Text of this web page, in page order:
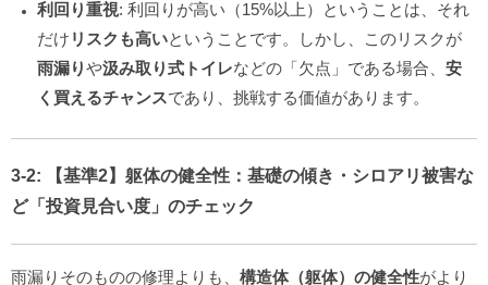
利回り重視: 利回りが高い（15%以上）ということは、それ
だけ リスクも高いということです。しかし、このリスクが
雨漏りや汲み取り式トイレなどの「欠点」である場合、 安
く買えるチャンスであり、挑戦する価値があります。
3-2: 【基準2】躯体の健全性 ：基礎の傾き・シロアリ被害な
ど「投資見合い度」のチェック
雨漏りそのものの修理よりも、 構造体（躯体）の健全性がより